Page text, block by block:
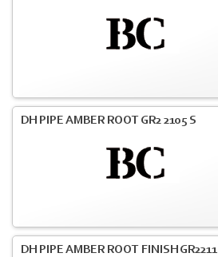
DH PIPE AMBER ROOT GR2 2105 S
DH PIPE AMBER ROOT FINISH GR2211